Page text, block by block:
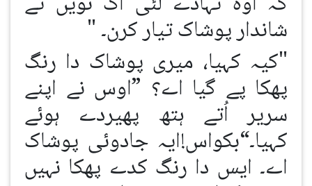
شاندار پوشاک تیار کرن۔ "
"کیہ کہیا، میری پوشاک دا رنگ
پھکا پے گیا اے؟ ”اوس نے اپنے
سریر اُتے ہتھ پھیردے ہوئے
کہیا۔“بکواس!ایہ جادوئی پوشاک
اے۔ ایس دا رنگ کدے پھکا نہیں